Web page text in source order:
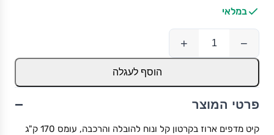
במלאי
−
+
הוסף לעגלה
פרטי המוצר −
קיט מדפים ארוז בקרטון קל ונוח להובלה והרכבה, עומס 170 ק"ג